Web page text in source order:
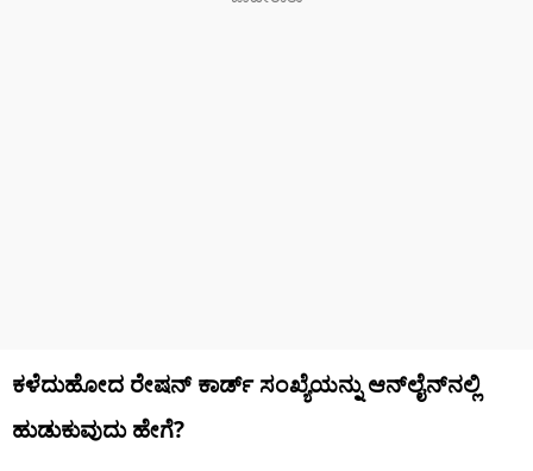
ಕಳೆದುಹೋದ ರೇಷನ್ ಕಾರ್ಡ್ ಸಂಖ್ಯೆಯನ್ನು ಆನ್‌ಲೈನ್‌ನಲ್ಲಿ
ಹುಡುಕುವುದು ಹೇಗೆ?